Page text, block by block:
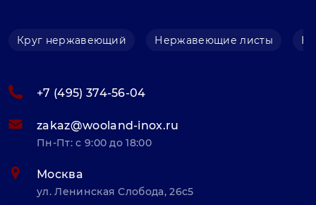
Круг нержавеющий Нержавеющие листы
+7 (495) 374-56-04
zakaz@wooland-inox.ru
Пн-Пт: с 9:00 до 18:00
Москва
ул. Ленинская Слобода, 26с5